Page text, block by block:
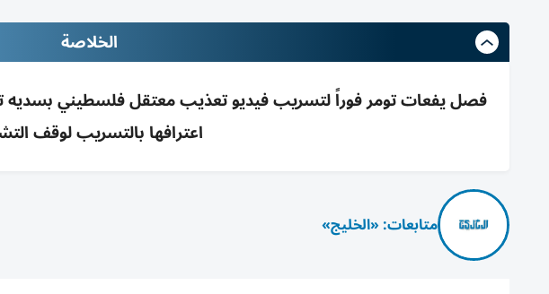
الخلاصة
فصل يفعات تومر فوراً لتسريب فيديو تعذيب معتقل فلسطيني
اعترافها بالتسريب لوقف
متابعات: «الخليج»